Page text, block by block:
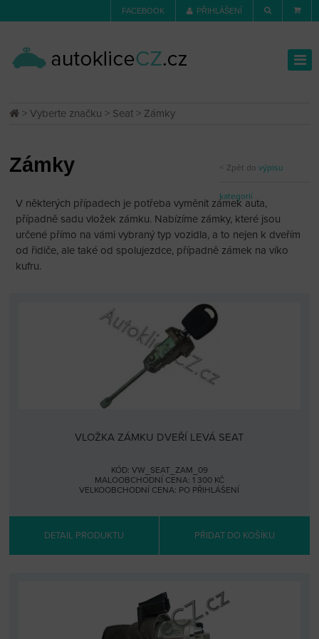
FACEBOOK PŘIHLÁŠENÍ
>Vyberte značku > Seat > Zámky
Zpět dovýpisu
kategorií
Zámky
V některých případech je potřeba vyměnit zámek auta,
případně sadu vložek zámku. Nabízíme zámky, které jsou
určené přímo na vámi vybraný typ vozidla, a to nejen k dveřím
od řidiče, ale také od spolujezdce, případně zámek na víko
kufru.
VLOŽKA ZÁMKU DVEŘÍ LEVÁ SEAT
KÓD: VW_SEAT_ZAM_09
MALOOBCHODNÍ CENA: 1 300 KČ
VELKOOBCHODNÍ CENA: PO PŘIHLÁŠENÍ
DETAIL PRODUKTU PŘIDAT DO KOŠÍKU